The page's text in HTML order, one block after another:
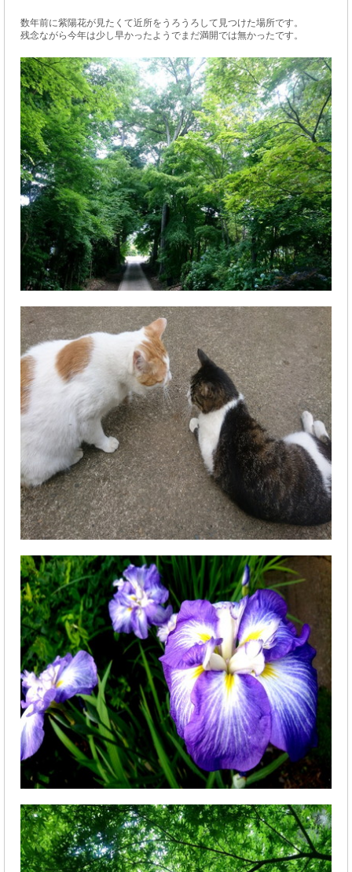
数年前に紫陽花が見たくて近所をうろうろして見つけた場所です。
残念ながら今年は少し早かったようでまだ満開では無かったです。